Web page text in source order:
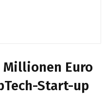
Millionen Euro
Start-up